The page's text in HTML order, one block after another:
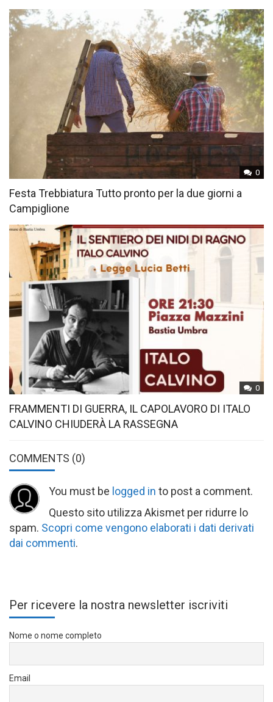
0
Festa Trebbiatura Tutto pronto per la due giorni a
Campiglione
0
FRAMMENTI DI GUERRA, IL CAPOLAVORO DI ITALO
CALVINO CHIUDERÀ LA RASSEGNA
COMMENTS (0)
You must be logged in to post a comment.
Questo sito utilizza Akismet per ridurre lo
spam. Scopri come vengono elaborati i dati derivati
dai commenti.
Per ricevere la nostra newsletter iscriviti
Nome o nome completo
Email